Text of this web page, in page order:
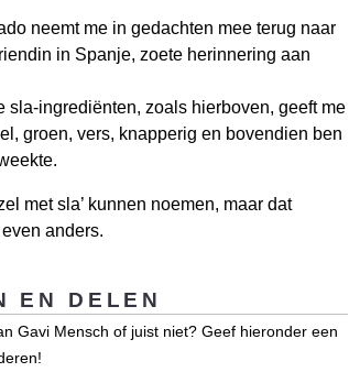
neemt me in gedachten mee terug naar
in Spanje, zoete herinnering aan
sla-ingrediënten, zoals hierboven, geeft me
groen, vers, knapperig en bovendien ben
met sla’ kunnen noemen, maar dat
anders.
EN DELEN
Gavi Mensch of juist niet? Geef hieronder een